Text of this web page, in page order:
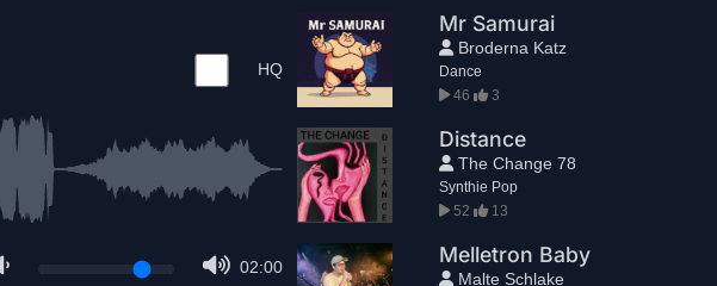
HQ
02:00
Mr Samurai
Broderna Katz
Dance
46
3
Distance
The Change 78
Synthie Pop
52
13
Melletron Baby
Malte Schlake